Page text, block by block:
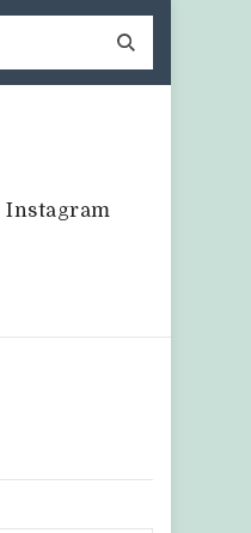
Instagram